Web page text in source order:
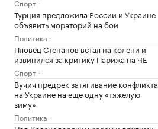
Спорт
Турция предложила России и Украине
объявить мораторий на бои
Политика
Пловец Степанов встал на колени и
извинился за критику Парижа на ЧЕ
Спорт
Вучич предрек затягивание конфликта
на Украине на еще одну «тяжелую
зиму»
Политика